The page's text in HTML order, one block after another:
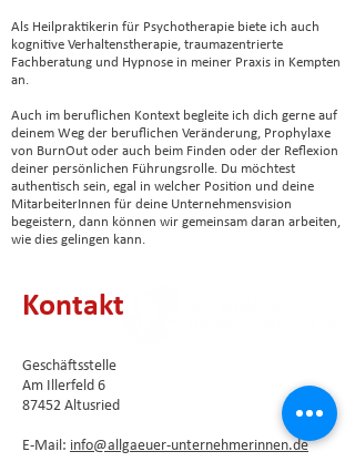
Als Heilpraktikerin für Psychotherapie biete ich auch
kognitive Verhaltenstherapie, traumazentrierte
Fachberatung und Hypnose in meiner Praxis in Kempten
an.
Auch im beruflichen Kontext begleite ich dich gerne auf
deinem Weg der beruflichen Veränderung, Prophylaxe
von BurnOut oder auch beim Finden oder der Reflexion
deiner persönlichen Führungsrolle. Du möchtest
authentisch sein, egal in welcher Position und deine
MitarbeiterInnen für deine Unternehmensvision
begeistern, dann können wir gemeinsam daran arbeiten,
wie dies gelingen kann.
Kontakt
Geschäftsstelle
Am Illerfeld 6
87452 Altusried
E-Mail: info@allgaeuer-unternehmerinnen.de